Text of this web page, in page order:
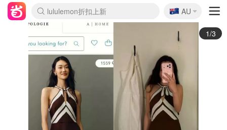
lululemon折扣上新
Sasa美妆护肤3.5折
SSENSE年中3折
FreshBeauty好价汇总
Cettire降价+叠9折
Farfetch折上8折
WWS Coles超市实拍
viagogo二手票捡漏
Myer清仓1折起
The Outnet奢牌1折起
David Jones 3折起
Flannels大牌1折
Perfumes Club护肤1折
AMIRO返校季6.2折
Oweek抽奖送Airpods
Amazon折扣汇总
eToro入金$200送$50
Amazon数码好物
ICONIC本周7.5折
ThedoubleF高奢地板价
Moose Knuckles 6折
丝芙兰5折起
EUFY官网3.7折起
Selenichast首饰2折
Trip机票酒店促销
YSL送5件彩妆礼
Amazon家居好物
BIGBANG巡演开票
David Jones时尚3折
Amazon美妆护肤
雅漾大喷$8
过敏原检测盒$33
伊索独家赠50ml沐浴露
科颜氏清仓3折
SEALIFE海洋馆门票6折
丝塔芙大白罐$16
订阅Newsletter送香薰
Cult Beauty 6.8折
Harrods圣诞日历2.3折
LN-CC奢牌私促3折
d'Alba空姐喷雾$16
EVE LOM套装逆天2折
Bernardelli独家4折
Adore Beauty 6折起
CT圣诞日历
Mytheresa奢品2.7折
Luxury Escapes 9折
Currentbody美容仪9折
卡诗9折+赠4件礼
MOON Garden Live
ALLSAINTS美衣3折
Roborock扫地机3.7折
Tingo Life水杯$24
Valentino官网5折
CR洗发护发6.3折
🇦🇺
AU
2/3